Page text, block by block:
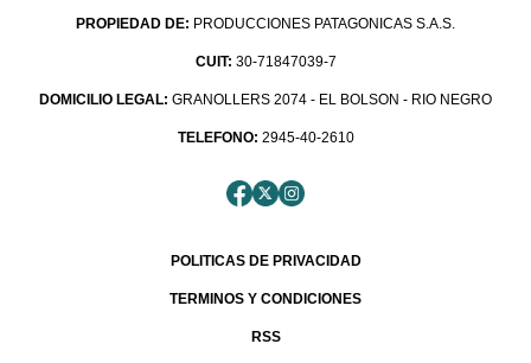
PROPIEDAD DE: PRODUCCIONES PATAGONICAS S.A.S.
CUIT: 30-71847039-7
DOMICILIO LEGAL: GRANOLLERS 2074 - EL BOLSON - RIO NEGRO
TELEFONO: 2945-40-2610
POLITICAS DE PRIVACIDAD
TERMINOS Y CONDICIONES
RSS